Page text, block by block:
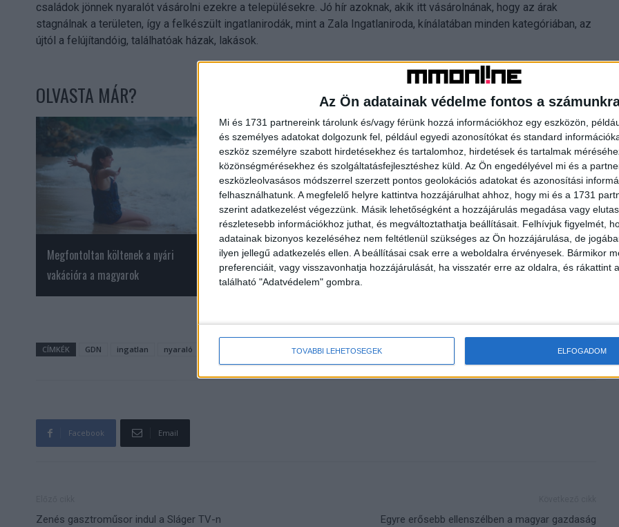
Az Ön adatainak védelme fontos a
Mi és 1731 partnereink tárolunk és/vagy férünk hozzá információkhoz egy eszközön,
és személyes adatokat dolgozunk fel, például egyedi azonosítókat és standard
eszköz személyre szabott hirdetésekhez és tartalomhoz, hirdetések és tartalmak
közönségmérésekhez és szolgáltatásfejlesztéshez küld. Az Ön engedélyével mi és a
eszközleolvasásos módszerrel szerzett pontos geolokációs adatokat és azonosítási
felhasználhatunk. A megfelelő helyre kattintva hozzájárulhat ahhoz, hogy mi és a 1731
szerint adatkezelést végezzünk. Másik lehetőségként a hozzájárulás megadása vagy
részletesebb információkhoz juthat, és megváltoztathatja beállításait. Felhívjuk figyelmét,
adatainak bizonyos kezeléséhez nem feltétlenül szükséges az Ön hozzájárulása, de
ilyen jellegű adatkezelés ellen. A beállításai csak erre a weboldalra érvényesek. Bármikor
preferenciáit, vagy visszavonhatja hozzájárulását, ha visszatér erre az oldalra, és rákattint
található "Adatvédelem" gombra.
TOVÁBBI LEHETŐSÉGEK ELFOGADOM
családok jönnek nyaralót vásárolni ezekre a településekre. Jó hír azoknak, akik itt vásárolnának, hogy az árak
stagnálnak a területen, így a felkészült ingatlanirodák, mint a Zala Ingatlaniroda, kínálatában minden kategóriában, az
újtól a felújítandóig, találhatóak házak, lakások.
OLVASTA MÁR?
Megfontoltan költenek a nyári
vakációra a magyarok
Focival és jégkoronggal kényeztetik a
héten a szurkolókat
Tovább terjeszkedik a
luxusszállodalánc
CÍMKÉK GDN ingatlan nyaraló
Facebook Email
Zenés gasztroműsor indul a Sláger TV-n Egyre erősebb ellenszélben a magyar gazdaság